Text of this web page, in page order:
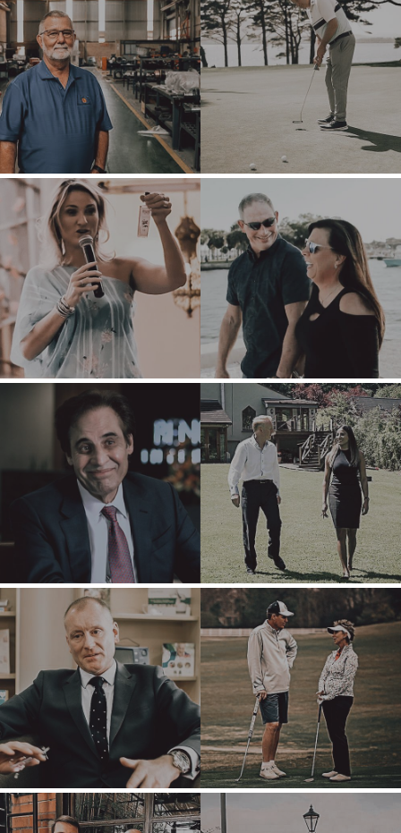
CARRERAS
PUESTOS
VACANTES
SEMINARIOS WEB
VENDEDORES
VENDER UN
NEGOCIO
HACER CRECER UN
NEGOCIO
ESTRATEGIAS DE
FUSIONES Y
ADQUISICIONES
¿POR QUÉ
BENCHMARK??
EXPLORAR
HISTORIAS
RECURSOS PARA
VENDEDORES
NOTICIAS Y BLOG
THE MARK
SALA DE PRENSA
SOBRE NOSOTROS
INDUSTRIAS
ARQUITECTURA E
INGENIERÍA
PRODUCTOS Y
SERVICIOS
EMPRESARIALES
CONSTRUCCIÓN
CONSUMIDOR,
ALIMENTOS Y
VENTA
MINORISTA
ENERGÍA,
RECURSOS Y
SERVICIOS
PÚBLICOS
MEDIO AMBIENTE
Y RECICLAJE
FINANCIERO
CONTRATISTAS
DEL GOBIERNO
CUIDADO DE LA
SALUD
INDUSTRIAL
SOFTWARE
TECNOLOGÍA
TRANSPORTE
OFICINAS
AMSTERDAM
AUSTIN
BARCELONA
CAPE TOWN
CORK